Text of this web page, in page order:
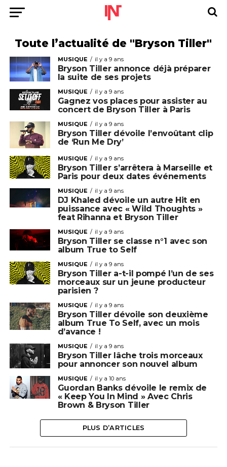
Toute l’actualité de "Bryson Tiller"
MUSIQUE il y a 9 ans
Bryson Tiller annonce déjà préparer
la suite de ses projets
MUSIQUE il y a 9 ans
Gagnez vos places pour assister au
concert de Bryson Tiller à Paris
MUSIQUE il y a 9 ans
Bryson Tiller dévoile l’envoûtant clip
de ‘Run Me Dry’
MUSIQUE il y a 9 ans
Bryson Tiller s’arrêtera à Marseille et
Paris pour deux dates événements
MUSIQUE il y a 9 ans
DJ Khaled dévoile un autre Hit en
puissance avec « Wild Thoughts »
feat Rihanna et Bryson Tiller
MUSIQUE il y a 9 ans
Bryson Tiller se classe n°1 avec son
album True to Self
MUSIQUE il y a 9 ans
Bryson Tiller a-t-il pompé l’un de ses
morceaux sur un jeune producteur
parisien ?
MUSIQUE il y a 9 ans
Bryson Tiller dévoile son deuxième
album True To Self, avec un mois
d’avance !
MUSIQUE il y a 9 ans
Bryson Tiller lâche trois morceaux
pour annoncer son nouvel album
MUSIQUE il y a 10 ans
Guordan Banks dévoile le remix de
« Keep You In Mind » Avec Chris
Brown & Bryson Tiller
PLUS D’ARTICLES